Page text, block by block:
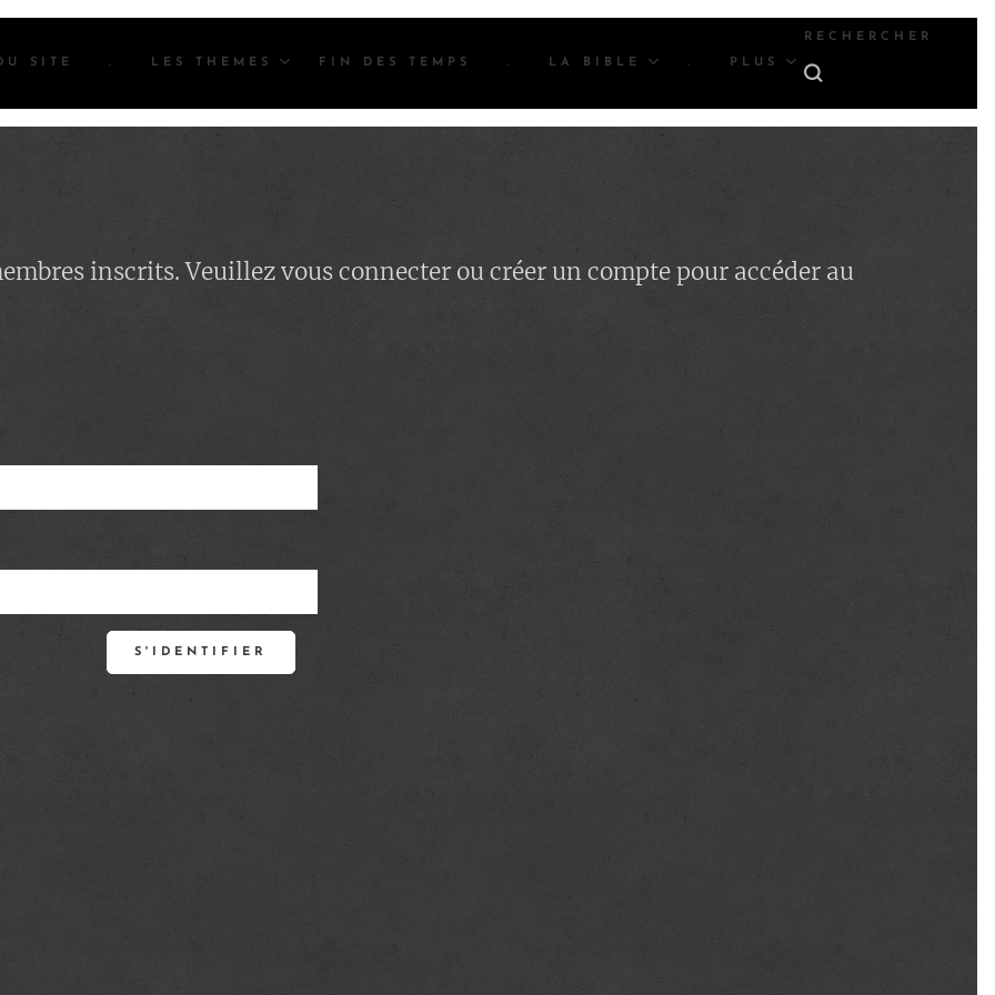
SITE . LES THEMES FIN DES TEMPS . LA BIBLE . PLUS
RECHERCHER
inscrits. Veuillez vous connecter ou créer un compte pour accéder au
S'IDENTIFIER